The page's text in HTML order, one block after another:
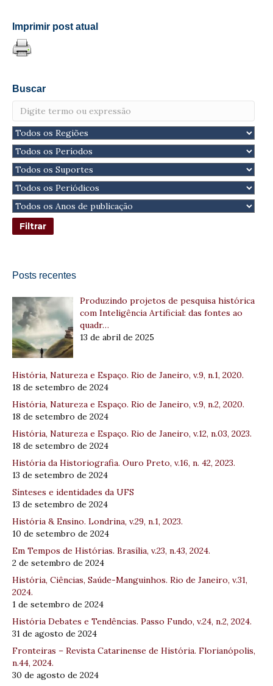
Imprimir post atual
Buscar
Posts recentes
Produzindo projetos de pesquisa histórica
com Inteligência Artificial: das fontes ao
quadr…
13 de abril de 2025
História, Natureza e Espaço. Rio de Janeiro, v.9, n.1, 2020.
18 de setembro de 2024
História, Natureza e Espaço. Rio de Janeiro, v.9, n.2, 2020.
18 de setembro de 2024
História, Natureza e Espaço. Rio de Janeiro, v.12, n.03, 2023.
18 de setembro de 2024
História da Historiografia. Ouro Preto, v.16, n. 42, 2023.
13 de setembro de 2024
Sínteses e identidades da UFS
13 de setembro de 2024
História & Ensino. Londrina, v.29, n.1, 2023.
10 de setembro de 2024
Em Tempos de Histórias. Brasília, v.23, n.43, 2024.
2 de setembro de 2024
História, Ciências, Saúde-Manguinhos. Rio de Janeiro, v.31,
2024.
1 de setembro de 2024
História Debates e Tendências. Passo Fundo, v.24, n.2, 2024.
31 de agosto de 2024
Fronteiras – Revista Catarinense de História. Florianópolis,
n.44, 2024.
30 de agosto de 2024